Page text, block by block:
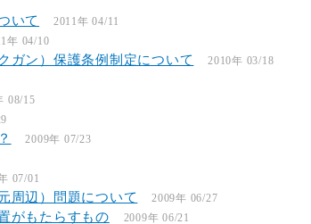
いて 2011年 04/11
年 04/10
ガン）保護条例制定について 2010年 03/18
08/15
2009年 07/23
07/01
周辺）問題について 2009年 06/27
がもたらすもの 2009年 06/21